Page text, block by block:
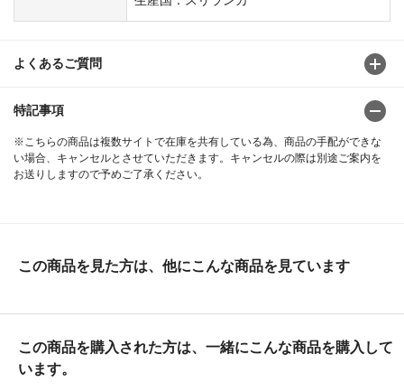
よくあるご質問
特記事項
※こちらの商品は複数サイトで在庫を共有している為、商品の手配ができな
い場合、キャンセルとさせていただきます。キャンセルの際は別途ご案内を
お送りしますので予めご了承ください。
この商品を見た方は、他にこんな商品を見ています
この商品を購入された方は、一緒にこんな商品を購入して
います。